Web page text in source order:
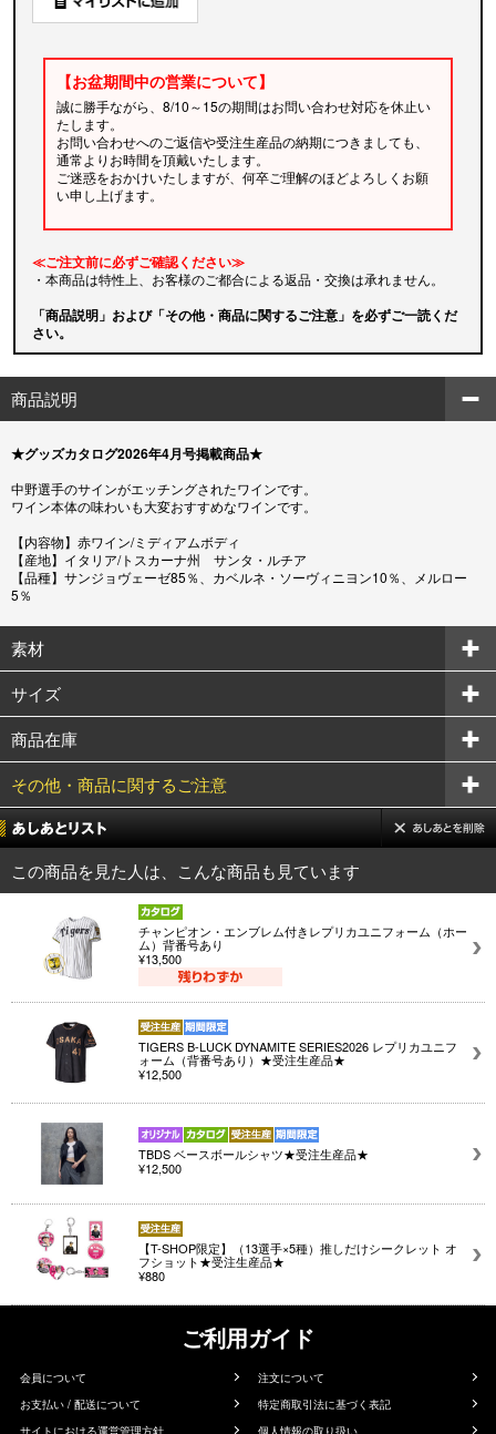
【お盆期間中の営業について】
誠に勝手ながら、8/10～15の期間はお問い合わせ対応を休止い
たします。
お問い合わせへのご返信や受注生産品の納期につきましても、
通常よりお時間を頂戴いたします。
ご迷惑をおかけいたしますが、何卒ご理解のほどよろしくお願
い申し上げます。
≪ご注文前に必ずご確認ください≫
・本商品は特性上、お客様のご都合による返品・交換は承れません。
「商品説明」および「その他・商品に関するご注意」を必ずご一読くだ
さい。
商品説明
★グッズカタログ2026年4月号掲載商品★
中野選手のサインがエッチングされたワインです。
ワイン本体の味わいも大変おすすめなワインです。
【内容物】赤ワイン/ミディアムボディ
【産地】イタリア/トスカーナ州 サンタ・ルチア
【品種】サンジョヴェーゼ85％、カベルネ・ソーヴィニヨン10％、メルロー
5％
素材
サイズ
商品在庫
その他・商品に関するご注意
この商品を見た人は、こんな商品も見ています
チャンピオン・エンブレム付きレプリカユニフォーム（ホー
ム）背番号あり
¥13,500
TIGERS B-LUCK DYNAMITE SERIES2026 レプリカユニフ
ォーム（背番号あり）★受注生産品★
¥12,500
TBDS ベースボールシャツ★受注生産品★
¥12,500
【T-SHOP限定】（13選手×5種）推しだけシークレット オ
フショット★受注生産品★
¥880
ご利用ガイド
会員について
注文について
お支払い / 配送について
特定商取引法に基づく表記